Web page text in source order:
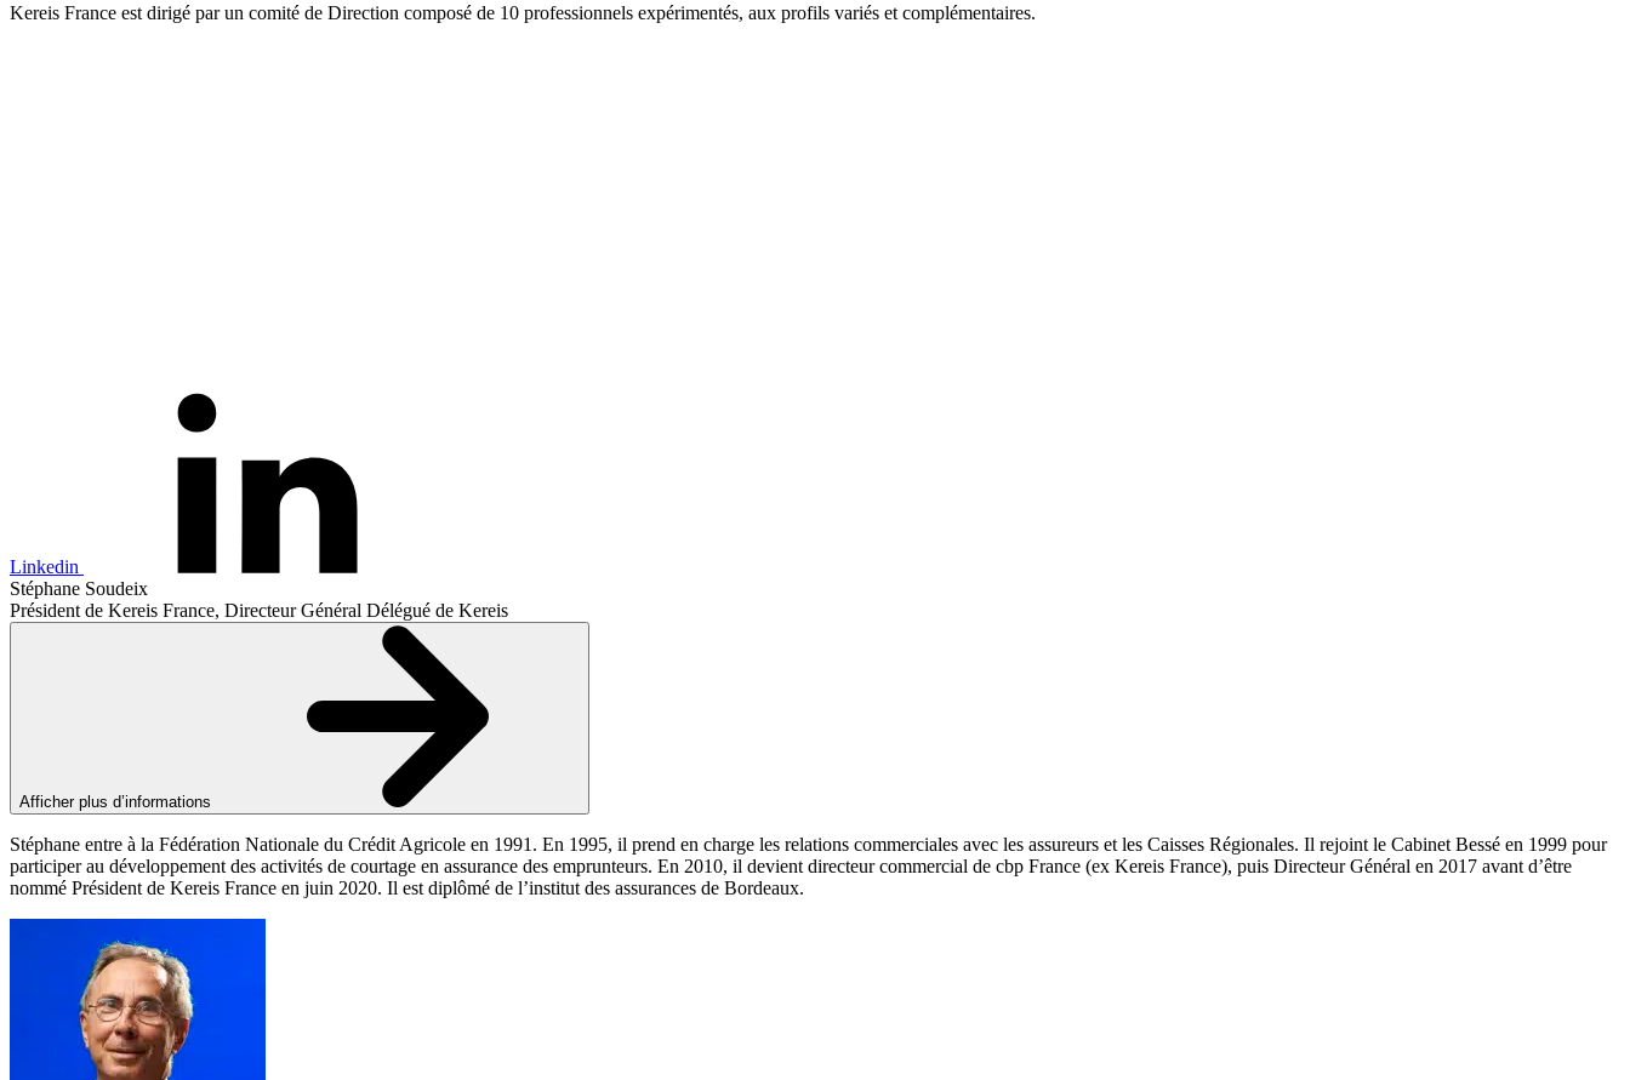
Kereis France est dirigé par un comité de Direction composé de 10 professionnels expérimentés, aux profils variés et complémentaires.
Linkedin
Stéphane Soudeix
Président de Kereis France, Directeur Général Délégué de Kereis
Afficher plus d’informations
Stéphane entre à la Fédération Nationale du Crédit Agricole en 1991. En 1995, il prend en charge les relations commerciales avec les assureurs et les Caisses Régionales. Il rejoint le Cabinet Bessé en 1999 pour
participer au développement des activités de courtage en assurance des emprunteurs. En 2010, il devient directeur commercial de cbp France (ex Kereis France), puis Directeur Général en 2017 avant d’être
nommé Président de Kereis France en juin 2020. Il est diplômé de l’institut des assurances de Bordeaux.